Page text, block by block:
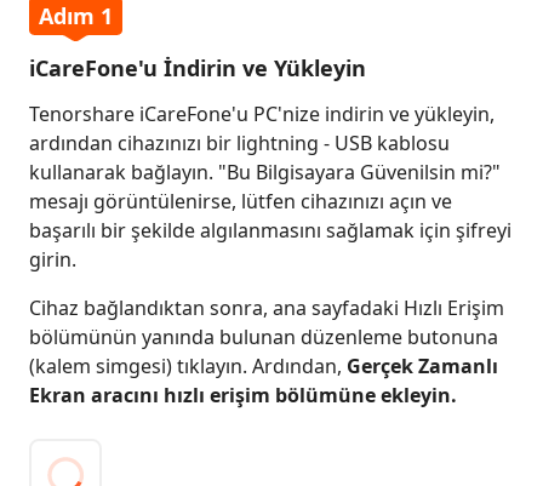
Adım 1
iCareFone'u İndirin ve Yükleyin
Tenorshare iCareFone'u PC'nize indirin ve yükleyin,
ardından cihazınızı bir lightning - USB kablosu
kullanarak bağlayın. "Bu Bilgisayara Güvenilsin mi?"
mesajı görüntülenirse, lütfen cihazınızı açın ve
başarılı bir şekilde algılanmasını sağlamak için şifreyi
girin.
Cihaz bağlandıktan sonra, ana sayfadaki Hızlı Erişim
bölümünün yanında bulunan düzenleme butonuna
(kalem simgesi) tıklayın. Ardından, Gerçek Zamanlı
Ekran aracını hızlı erişim bölümüne ekleyin.